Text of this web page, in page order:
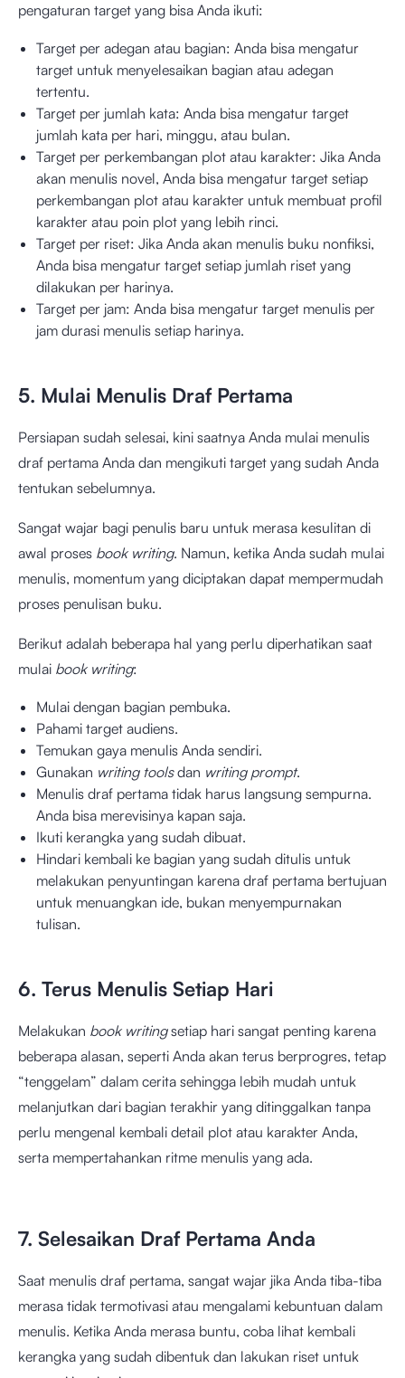
pengaturan target yang bisa Anda ikuti:
Target per adegan atau bagian: Anda bisa mengatur
target untuk menyelesaikan bagian atau adegan
tertentu.
Target per jumlah kata: Anda bisa mengatur target
jumlah kata per hari, minggu, atau bulan.
Target per perkembangan plot atau karakter: Jika Anda
akan menulis novel, Anda bisa mengatur target setiap
perkembangan plot atau karakter untuk membuat profil
karakter atau poin plot yang lebih rinci.
Target per riset: Jika Anda akan menulis buku nonfiksi,
Anda bisa mengatur target setiap jumlah riset yang
dilakukan per harinya.
Target per jam: Anda bisa mengatur target menulis per
jam durasi menulis setiap harinya.
5. Mulai Menulis Draf Pertama
Persiapan sudah selesai, kini saatnya Anda mulai menulis
draf pertama Anda dan mengikuti target yang sudah Anda
tentukan sebelumnya.
Sangat wajar bagi penulis baru untuk merasa kesulitan di
awal proses book writing. Namun, ketika Anda sudah mulai
menulis, momentum yang diciptakan dapat mempermudah
proses penulisan buku.
Berikut adalah beberapa hal yang perlu diperhatikan saat
mulai book writing:
Mulai dengan bagian pembuka.
Pahami target audiens.
Temukan gaya menulis Anda sendiri.
Gunakan writing toolsdan writing prompt.
Menulis draf pertama tidak harus langsung sempurna.
Anda bisa merevisinya kapan saja.
Ikuti kerangka yang sudah dibuat.
Hindari kembali ke bagian yang sudah ditulis untuk
melakukan penyuntingan karena draf pertama bertujuan
untuk menuangkan ide, bukan menyempurnakan
tulisan.
6. Terus Menulis Setiap Hari
Melakukan book writingsetiap hari sangat penting karena
beberapa alasan, seperti Anda akan terus berprogres, tetap
“tenggelam” dalam cerita sehingga lebih mudah untuk
melanjutkan dari bagian terakhir yang ditinggalkan tanpa
perlu mengenal kembali detail plot atau karakter Anda,
serta mempertahankan ritme menulis yang ada.
7. Selesaikan Draf Pertama Anda
Saat menulis draf pertama, sangat wajar jika Anda tiba-tiba
merasa tidak termotivasi atau mengalami kebuntuan dalam
menulis. Ketika Anda merasa buntu, coba lihat kembali
kerangka yang sudah dibentuk dan lakukan riset untuk